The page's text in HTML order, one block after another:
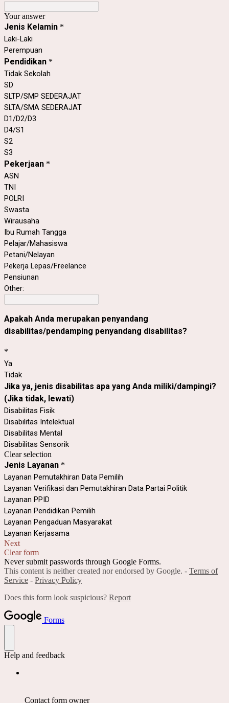
Your answer
Jenis Kelamin *
Laki-Laki
Perempuan
Pendidikan *
Tidak Sekolah
SD
SLTP/SMP SEDERAJAT
SLTA/SMA SEDERAJAT
D1/D2/D3
D4/S1
S2
S3
Pekerjaan *
ASN
TNI
POLRI
Swasta
Wirausaha
Ibu Rumah Tangga
Pelajar/Mahasiswa
Petani/Nelayan
Pekerja Lepas/Freelance
Pensiunan
Other:
Apakah Anda merupakan penyandang
disabilitas/pendamping penyandang disabilitas?
*
Ya
Tidak
Jika ya, jenis disabilitas apa yang Anda miliki/dampingi?
(Jika tidak, lewati)
Disabilitas Fisik
Disabilitas Intelektual
Disabilitas Mental
Disabilitas Sensorik
Clear selection
Jenis Layanan *
Layanan Pemutakhiran Data Pemilih
Layanan Verifikasi dan Pemutakhiran Data Partai Politik
Layanan PPID
Layanan Pendidikan Pemilih
Layanan Pengaduan Masyarakat
Layanan Kerjasama
Next
Clear form
Never submit passwords through Google Forms.
This content is neither created nor endorsed by Google. - Terms of
Service - Privacy Policy
Does this form look suspicious? Report
Forms
Help and feedback
Contact form owner